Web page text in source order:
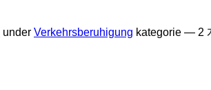
under Verkehrsberuhigung kategorie — 2